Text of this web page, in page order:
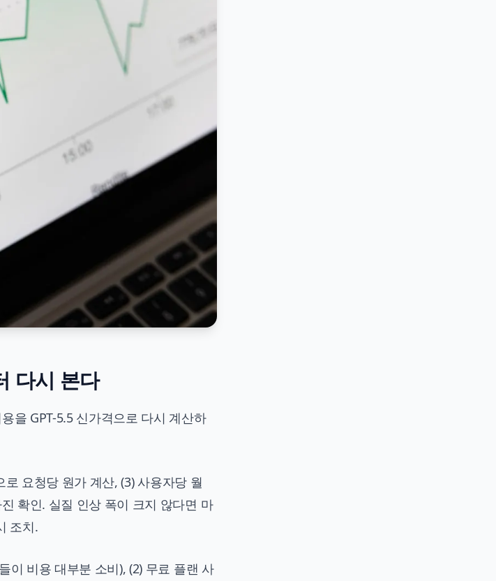
다시 본다
을 GPT-5.5 신가격으로 다시 계산하
요청당 원가 계산, (3) 사용자당 월
확인. 실질 인상 폭이 크지 않다면 마
조치.
이 비용 대부분 소비), (2) 무료 플랜 사